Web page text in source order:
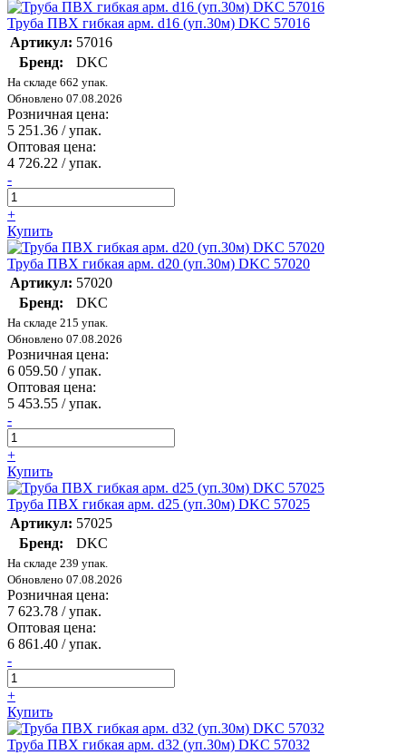
Труба ПВХ гибкая арм. d16 (уп.30м) DKC 57016
Артикул: 57016
Бренд:
DKC
На складе 662 упак.
Обновлено 07.08.2026
Розничная цена:
5 251.36 / упак.
Оптовая цена:
4 726.22 / упак.
-
+
Купить
Труба ПВХ гибкая арм. d20 (уп.30м) DKC 57020
Артикул: 57020
Бренд:
DKC
На складе 215 упак.
Обновлено 07.08.2026
Розничная цена:
6 059.50 / упак.
Оптовая цена:
5 453.55 / упак.
-
+
Купить
Труба ПВХ гибкая арм. d25 (уп.30м) DKC 57025
Артикул: 57025
Бренд:
DKC
На складе 239 упак.
Обновлено 07.08.2026
Розничная цена:
7 623.78 / упак.
Оптовая цена:
6 861.40 / упак.
-
+
Купить
Труба ПВХ гибкая арм. d32 (уп.30м) DKC 57032